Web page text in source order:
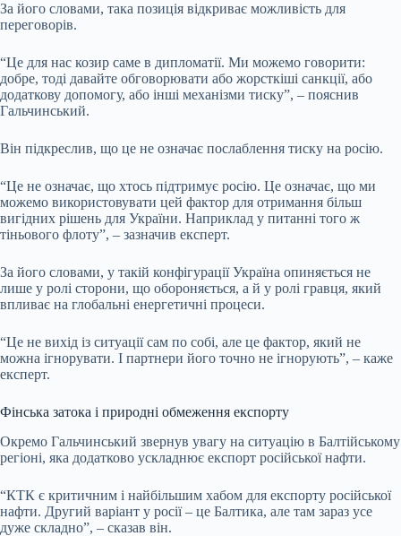
За його словами, така позиція відкриває можливість для
переговорів.
“Це для нас козир саме в дипломатії. Ми можемо говорити:
добре, тоді давайте обговорювати або жорсткіші санкції, або
додаткову допомогу, або інші механізми тиску”, – пояснив
Гальчинський.
Він підкреслив, що це не означає послаблення тиску на росію.
“Це не означає, що хтось підтримує росію. Це означає, що ми
можемо використовувати цей фактор для отримання більш
вигідних рішень для України. Наприклад у питанні того ж
тіньового флоту”, – зазначив експерт.
За його словами, у такій конфігурації Україна опиняється не
лише у ролі сторони, що обороняється, а й у ролі гравця, який
впливає на глобальні енергетичні процеси.
“Це не вихід із ситуації сам по собі, але це фактор, який не
можна ігнорувати. І партнери його точно не ігнорують”, – каже
експерт.
Фінська затока і природні обмеження експорту
Окремо Гальчинський звернув увагу на ситуацію в Балтійському
регіоні, яка додатково ускладнює експорт російської нафти.
“КТК є критичним і найбільшим хабом для експорту російської
нафти. Другий варіант у росії – це Балтика, але там зараз усе
дуже складно”, – сказав він.